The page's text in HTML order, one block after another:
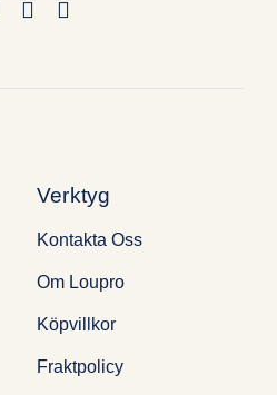
Verktyg
Kontakta Oss
Om Loupro
Köpvillkor
Fraktpolicy